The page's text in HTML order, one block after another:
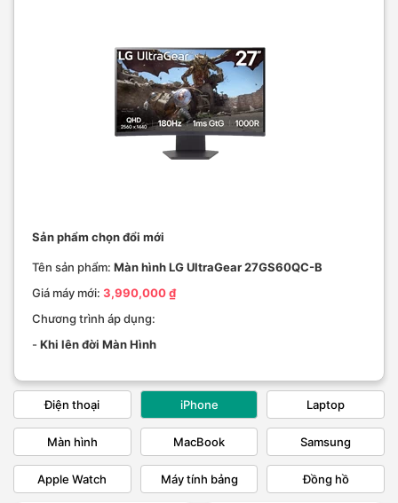
Sản phẩm chọn đổi mới
Tên sản phẩm: Màn hình LG UltraGear 27GS60QC-B
Giá máy mới: 3,990,000 ₫
Chương trình áp dụng:
- Khi lên đời Màn Hình
Điện thoại iPhone Laptop
Màn hình MacBook Samsung
Apple Watch Máy tính bảng Đồng hồ